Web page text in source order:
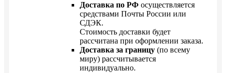
Доставка по РФ осуществляется
средствами Почты России или
СДЭК.
Стоимость доставки будет
рассчитана при оформлении заказа.
Доставка за границу (по всему
миру) рассчитывается
индивидуально.